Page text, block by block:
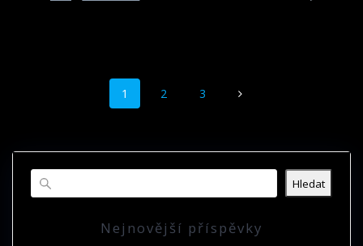
Příspěvek
navigaceStránka
1 Stránka
2 Stránka
3
Hledat
Nejnovější příspěvky